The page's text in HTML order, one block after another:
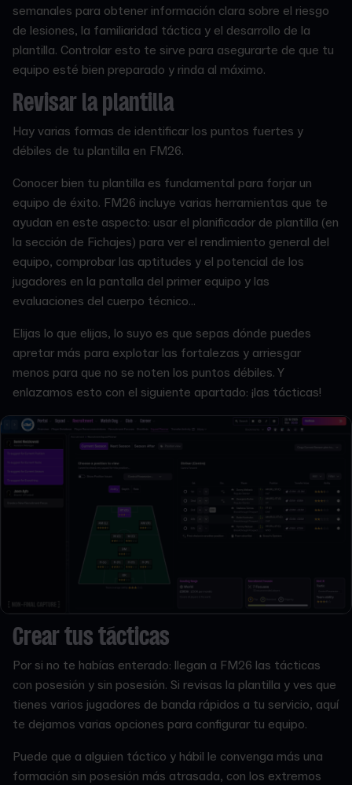
semanales para obtener información clara sobre el riesgo
de lesiones, la familiaridad táctica y el desarrollo de la
plantilla. Controlar esto te sirve para asegurarte de que tu
equipo esté bien preparado y rinda al máximo.
Revisar la plantilla
Hay varias formas de identificar los puntos fuertes y
débiles de tu plantilla en FM26.
Conocer bien tu plantilla es fundamental para forjar un
equipo de éxito. FM26 incluye varias herramientas que te
ayudan en este aspecto: usar el planificador de plantilla (en
la sección de Fichajes) para ver el rendimiento general del
equipo, comprobar las aptitudes y el potencial de los
jugadores en la pantalla del primer equipo y las
evaluaciones del cuerpo técnico...
Elijas lo que elijas, lo suyo es que sepas dónde puedes
apretar más para explotar las fortalezas y arriesgar
menos para que no se noten los puntos débiles. Y
enlazamos esto con el siguiente apartado: ¡las tácticas!
Crear tus tácticas
Por si no te habías enterado: llegan a FM26 las tácticas
con posesión y sin posesión. Si revisas la plantilla y ves que
tienes varios jugadores de banda rápidos a tu servicio, aquí
te dejamos varias opciones para configurar tu equipo.
Puede que a alguien táctico y hábil le convenga más una
formación sin posesión más atrasada, con los extremos